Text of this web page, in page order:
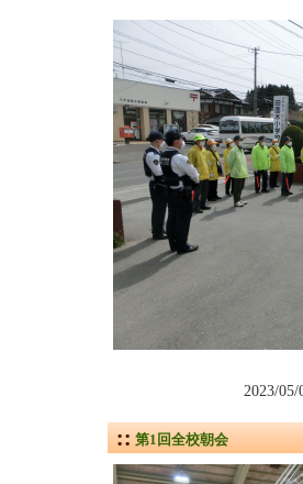
2023/
第1回全校朝会